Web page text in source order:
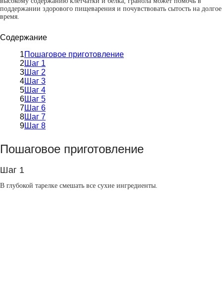
поддержании здорового пищеварения и почувствовать сытость на долгое
время.
Содержание
Пошаговое приготовление
Шаг 1
Шаг 2
Шаг 3
Шаг 4
Шаг 5
Шаг 6
Шаг 7
Шаг 8
Пошаговое приготовление
Шаг 1
В глубокой тарелке смешать все сухие ингредиенты.